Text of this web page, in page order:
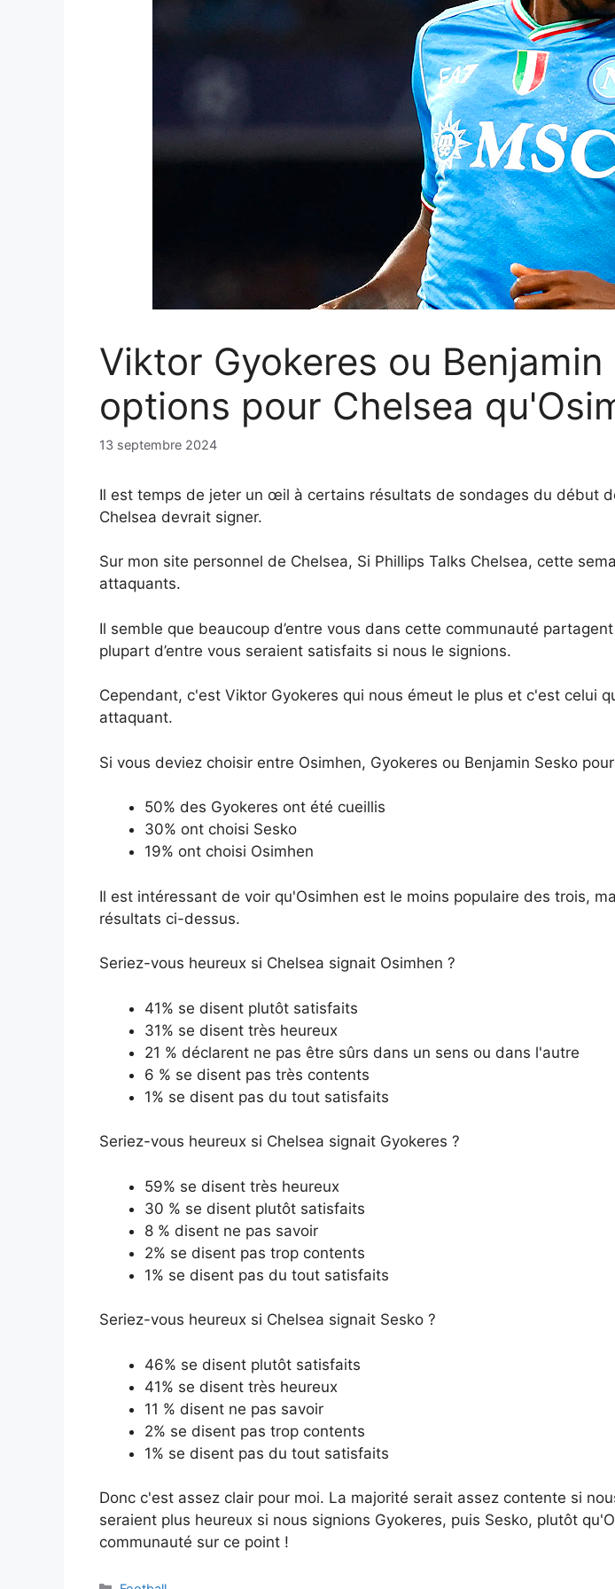
Viktor Gyokeres ou
options pour Chelsea
13 septembre 2024
Il est temps de jeter un œil à certains résultats de sondages du début
Chelsea devrait signer.
Sur mon site personnel de Chelsea, Si Phillips Talks Chelsea, cette
attaquants.
Il semble que beaucoup d’entre vous dans cette communauté
plupart d’entre vous seraient satisfaits si nous le signions.
Cependant, c'est Viktor Gyokeres qui nous émeut le plus et c'est celui
attaquant.
Si vous deviez choisir entre Osimhen, Gyokeres ou Benjamin Sesko
50% des Gyokeres ont été cueillis
30% ont choisi Sesko
19% ont choisi Osimhen
Il est intéressant de voir qu'Osimhen est le moins populaire des trois,
résultats ci-dessus.
Seriez-vous heureux si Chelsea signait Osimhen ?
41% se disent plutôt satisfaits
31% se disent très heureux
21 % déclarent ne pas être sûrs dans un sens ou dans l'autre
6 % se disent pas très contents
1% se disent pas du tout satisfaits
Seriez-vous heureux si Chelsea signait Gyokeres ?
59% se disent très heureux
30 % se disent plutôt satisfaits
8 % disent ne pas savoir
2% se disent pas trop contents
1% se disent pas du tout satisfaits
Seriez-vous heureux si Chelsea signait Sesko ?
46% se disent plutôt satisfaits
41% se disent très heureux
11 % disent ne pas savoir
2% se disent pas trop contents
1% se disent pas du tout satisfaits
Donc c'est assez clair pour moi. La majorité serait assez contente si
seraient plus heureux si nous signions Gyokeres, puis Sesko, plutôt
communauté sur ce point !